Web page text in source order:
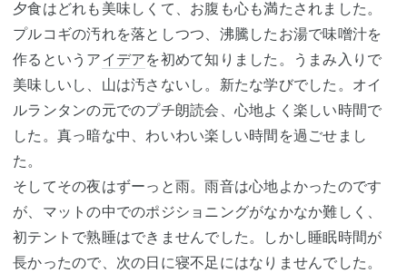
夕食はどれも美味しくて、お腹も心も満たされました。
プルコギの汚れを落としつつ、沸騰したお湯で味噌汁を
作るというアイデアを初めて知りました。うまみ入りで
美味しいし、山は汚さないし。新たな学びでした。オイ
ルランタンの元でのプチ朗読会、心地よく楽しい時間で
した。真っ暗な中、わいわい楽しい時間を過ごせまし
た。
そしてその夜はずーっと雨。雨音は心地よかったのです
が、マットの中でのポジショニングがなかなか難しく、
初テントで熟睡はできませんでした。しかし睡眠時間が
長かったので、次の日に寝不足にはなりませんでした。